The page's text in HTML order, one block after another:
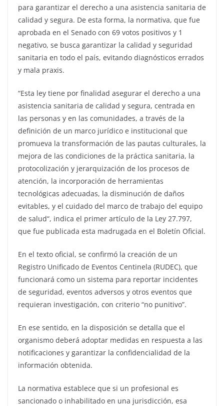
para garantizar el derecho a una asistencia sanitaria de
calidad y segura. De esta forma, la normativa, que fue
aprobada en el Senado con 69 votos positivos y 1
negativo, se busca garantizar la calidad y seguridad
sanitaria en todo el país, evitando diagnósticos errados
y mala praxis.
“Esta ley tiene por finalidad asegurar el derecho a una
asistencia sanitaria de calidad y segura, centrada en
las personas y en las comunidades, a través de la
definición de un marco jurídico e institucional que
promueva la transformación de las pautas culturales, la
mejora de las condiciones de la práctica sanitaria, la
protocolización y jerarquización de los procesos de
atención, la incorporación de herramientas
tecnológicas adecuadas, la disminución de daños
evitables, y el cuidado del marco de trabajo del equipo
de salud“, indica el primer artículo de la Ley 27.797,
que fue publicada esta madrugada en el Boletín Oficial.
En el texto oficial, se confirmó la creación de un
Registro Unificado de Eventos Centinela (RUDEC), que
funcionará como un sistema para reportar incidentes
de seguridad, eventos adversos y otros eventos que
requieran investigación, con criterio “no punitivo”.
En ese sentido, en la disposición se detalla que el
organismo deberá adoptar medidas en respuesta a las
notificaciones y garantizar la confidencialidad de la
información obtenida.
La normativa establece que si un profesional es
sancionado o inhabilitado en una jurisdicción, esa